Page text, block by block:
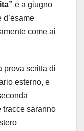
e a giugno
d’esame
come ai
prova scritta di
esterno, e
tracce saranno